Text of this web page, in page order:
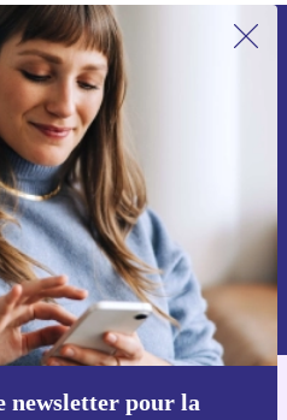
newsletter pour la
à notre newsletter pour
et économisez 15 € !
aucune offre.
aanvragen
des données personnelles
.
l'application refurbed